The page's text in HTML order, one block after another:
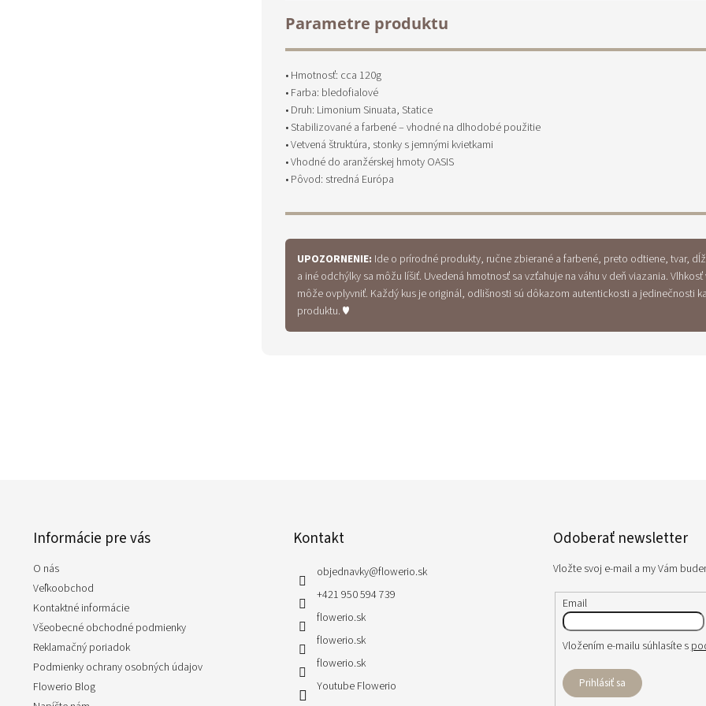
Parametre produktu
• Hmotnosť: cca 120g
• Farba: bledofialové
• Druh: Limonium Sinuata, Statice
• Stabilizované a farbené – vhodné na dlhodobé použitie
• Vetvená štruktúra, stonky s jemnými kvietkami
• Vhodné do aranžérskej hmoty OASIS
• Pôvod: stredná Európa
UPOZORNENIE: Ide o prírodné produkty, ručne zbierané a farbené, preto odtiene, tvar,
a iné odchýlky sa môžu líšiť. Uvedená hmotnosť sa vzťahuje na váhu v deň viazania.
môže ovplyvniť. Každý kus je originál, odlišnosti sú dôkazom autentickosti a jedinečnosti
produktu. ♥
Informácie pre vás
O nás
Veľkoobchod
Kontaktné informácie
Všeobecné obchodné podmienky
Reklamačný poriadok
Podmienky ochrany osobných údajov
Flowerio Blog
Kontakt
objednavky@flowerio.sk
+421 950 594 739
flowerio.sk
flowerio.sk
flowerio.sk
Youtube Flowerio
Odoberať newsletter
Vložte svoj e-mail a my Vám
Email
Vložením e-mailu súhlasíte s
Prihlásiť sa